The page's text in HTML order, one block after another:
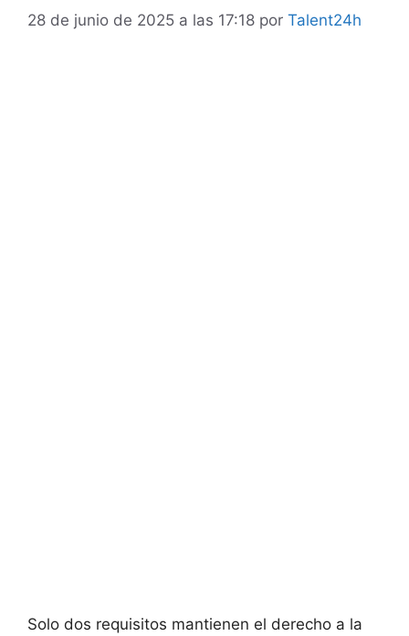
28 de junio de 2025 a las 17:18 por Talent24h
Solo dos requisitos mantienen el derecho a la